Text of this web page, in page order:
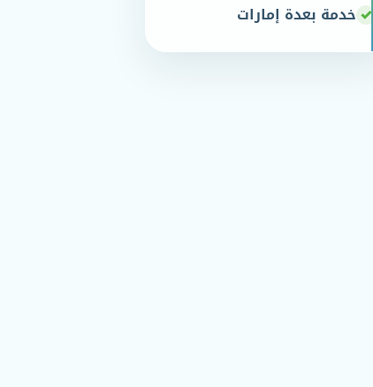
خدمة بعدة إمارات